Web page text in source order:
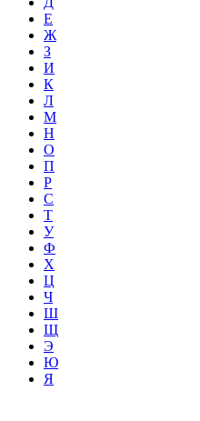
Е
Ж
З
И
К
Л
М
Н
О
П
Р
С
Т
У
Ф
Х
Ц
Ч
Ш
Щ
Э
Ю
Я